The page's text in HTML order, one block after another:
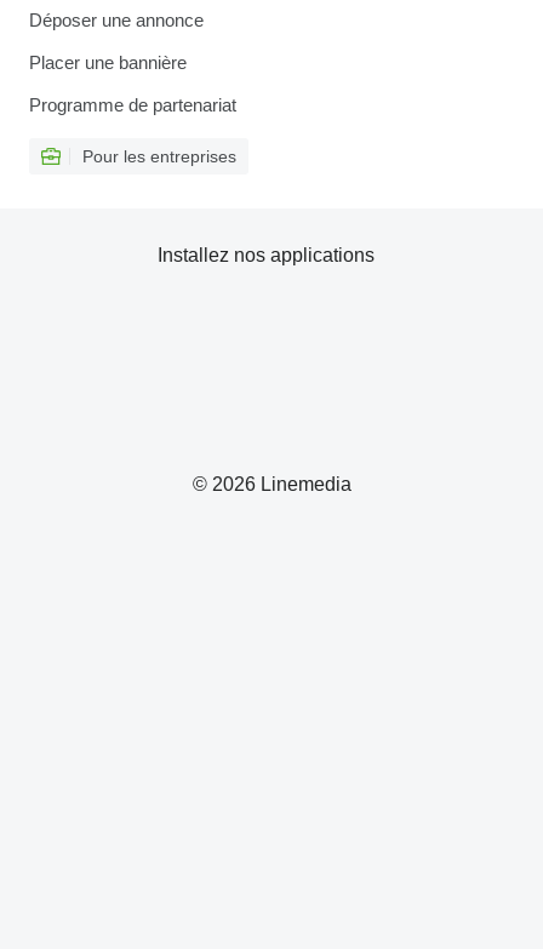
Déposer une annonce
Placer une bannière
Programme de partenariat
Pour les entreprises
© 2026 Linemedia
Installez nos applications